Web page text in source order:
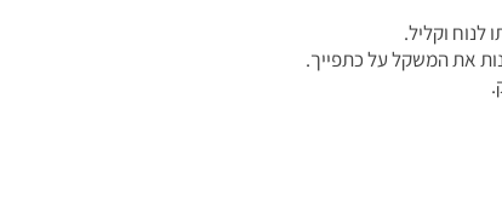
וקליל.
את המשקל על כתפייך.